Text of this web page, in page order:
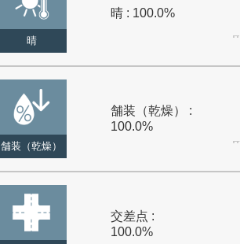
晴
晴 : 100.0%
舗装（乾燥）
舗装（乾燥） :
100.0%
交差点 :
100.0%